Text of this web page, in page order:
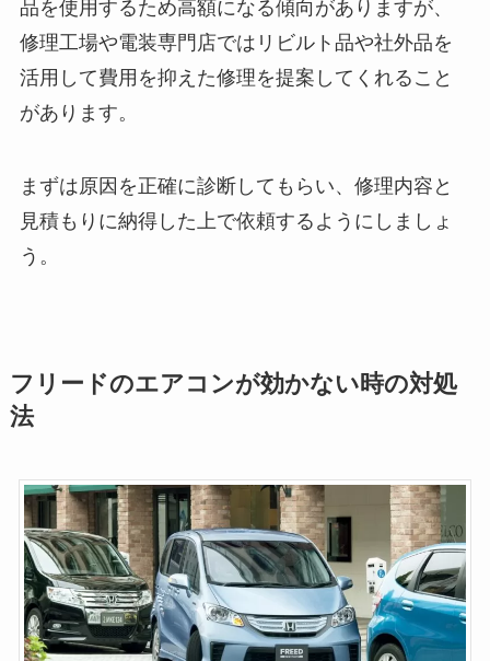
品を使用するため高額になる傾向がありますが、
修理工場や電装専門店ではリビルト品や社外品を
活用して費用を抑えた修理を提案してくれること
があります。
まずは原因を正確に診断してもらい、修理内容と
見積もりに納得した上で依頼するようにしましょ
う。
フリードのエアコンが効かない時の対処
法